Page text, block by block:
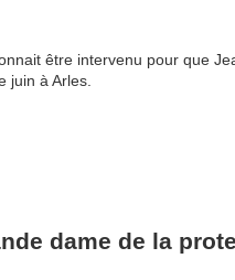
être intervenu pour que
juin à Arles.
dame de la